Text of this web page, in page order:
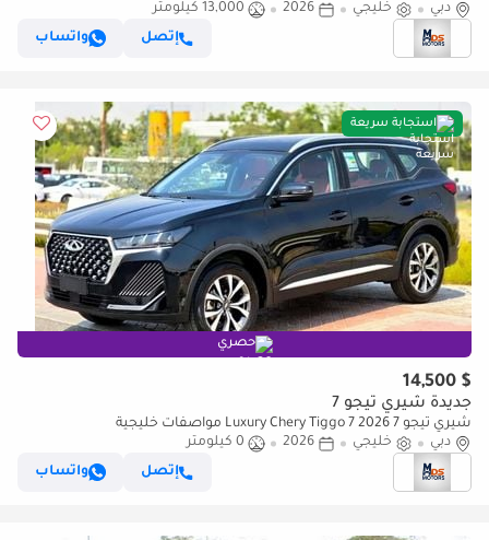
دبي
خليجي 2026
13,000 كيلومتر
إتصل
واتساب
استجابة سريعة
حصري
$ 14,500
جديدة شيري تيجو 7
شيري تيجو 7 Luxury Chery Tiggo 7 2026 مواصفات خليجية
دبي
خليجي 2026
0 كيلومتر
إتصل
واتساب